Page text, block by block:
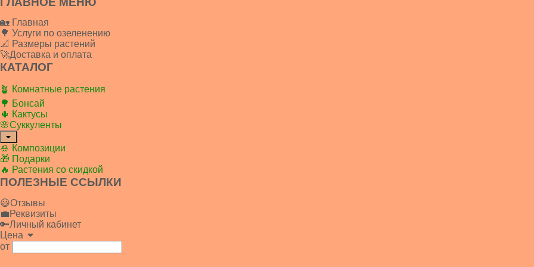
🏡 Главная
🌳 Услуги по озеленению
📐 Размеры растений
🚀Доставка и оплата
КАТАЛОГ
🪴 Комнатные растения
🌳 Бонсай
🌵 Кактусы
🌸Суккуленты
🎍 Композиции
🎁 Подарки
🔥 Растения со скидкой
ПОЛЕЗНЫЕ ССЫЛКИ
😃Отзывы
💼Реквизиты
🔑Личный кабинет
Цена
от